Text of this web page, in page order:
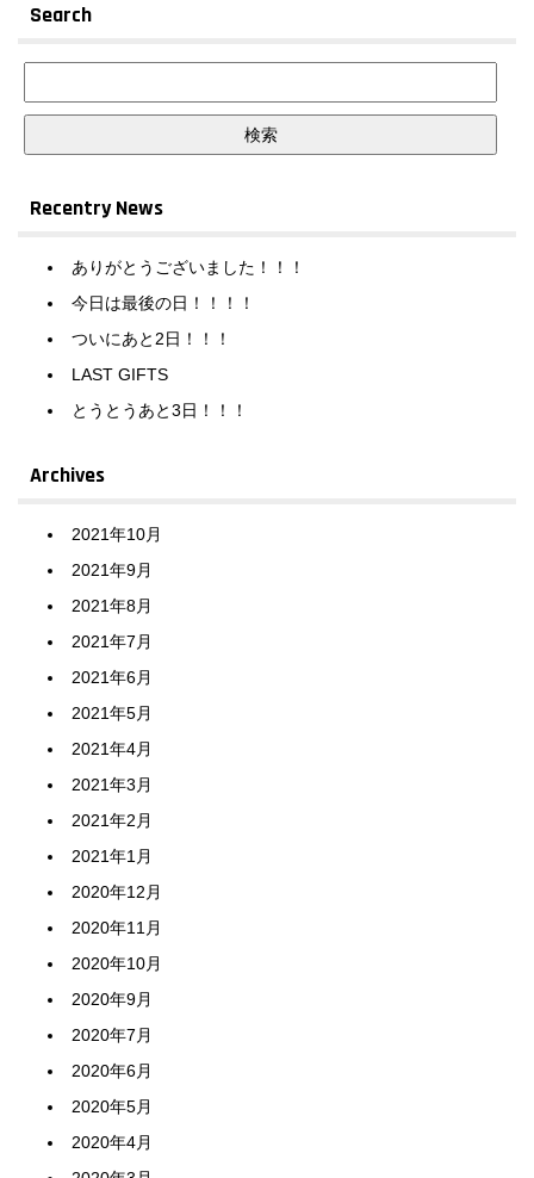
Search
Recentry News
ありがとうございました！！！
今日は最後の日！！！！
ついにあと2日！！！
LAST GIFTS
とうとうあと3日！！！
Archives
2021年10月
2021年9月
2021年8月
2021年7月
2021年6月
2021年5月
2021年4月
2021年3月
2021年2月
2021年1月
2020年12月
2020年11月
2020年10月
2020年9月
2020年7月
2020年6月
2020年5月
2020年4月